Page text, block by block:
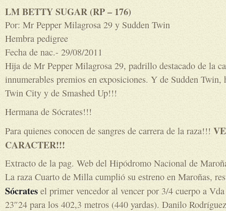
LM BETTY SUGAR (RP – 176)
Por: Mr Pepper Milagrosa 29 y Sudden Twin
Hembra pedigree
Fecha de nac.- 29/08/2011
Hija de Mr Pepper Milagrosa 29, padrillo destacado de la
innumerables premios en exposiciones. Y de Sudden
Twin City y de Smashed Up!!!
Hermana de Sócrates!!!
Para quienes conocen de sangres de carrera de la raza!!!
CARACTER!!!
Extracto de la pag. Web del Hipódromo Nacional de
La raza Cuarto de Milla cumplió su estreno en Maroñas,
Sócratesel primer vencedor al vencer por 3/4 cuerpo a
23″24 para los 402,3 metros (440 yardas). Danilo